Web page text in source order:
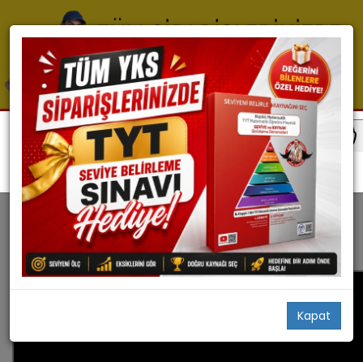
Kapat
Ayt Videoları
Ayt Videoları